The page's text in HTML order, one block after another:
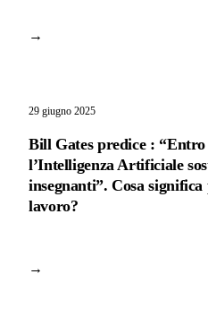
→
29 giugno 2025
Bill Gates predice :
l’Intelligenza Artificiale
insegnanti”. Cosa
lavoro?
→